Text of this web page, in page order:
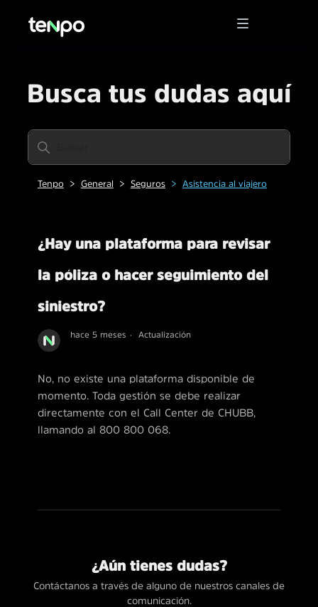
Busca tus dudas aquí
Tenpo General Seguros Asistencia al viajero
¿Hay una plataforma para revisar
la póliza o hacer seguimiento del
siniestro?
hace 5 meses Actualización
No, no existe una plataforma disponible de
momento. Toda gestión se debe realizar
directamente con el Call Center de CHUBB,
llamando al 800 800 068.
¿Aún tienes dudas?
Contáctanos a través de alguno de nuestros canales de
comunicación.